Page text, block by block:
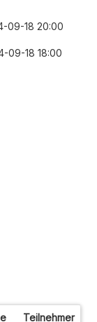
09-18 20:00
09-18 18:00
Teilnehmer